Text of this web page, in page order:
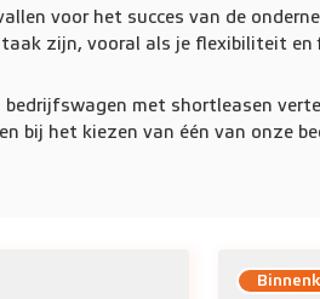
voor het succes van de
zijn, vooral als je flexibiliteit en
bedrijfswagen met shortleasen
bij het kiezen van één van onze